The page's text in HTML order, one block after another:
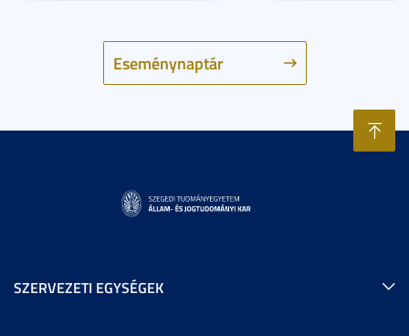
Eseménynaptár
SZERVEZETI EGYSÉGEK